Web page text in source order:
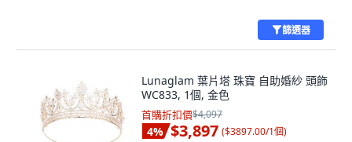
篩選器
Lunaglam 葉片塔 珠寶 自助婚紗 頭飾
WC833, 1個, 金色
首購折扣價$4,097
4% $3,897 ($3897.00/1個)